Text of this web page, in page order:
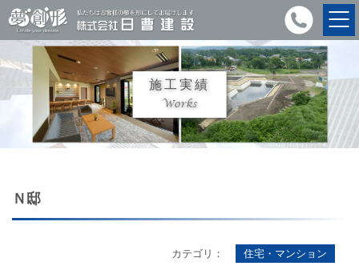
施工実績
Works
Ｎ邸
カテゴリ： 住宅・マンション